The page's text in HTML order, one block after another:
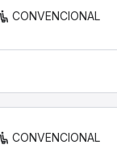
CONVENCIONAL
CONVENCIONAL